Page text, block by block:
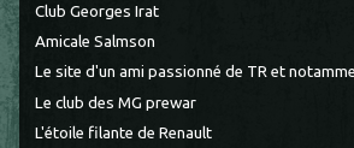
Club Georges Irat
Amicale Salmson
Le site d'un ami passionné de TR et
Le club des MG prewar
L'étoile filante de Renault